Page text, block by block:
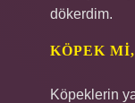
dökerdim.
KÖPEK
Köpeklerin